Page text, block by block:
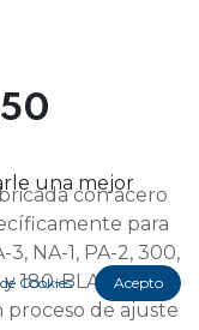
con acero
para
NA-1, PA-2, 300,
y 180-BLACK.
proceso de ajuste
una mejor
Cookies Acepto